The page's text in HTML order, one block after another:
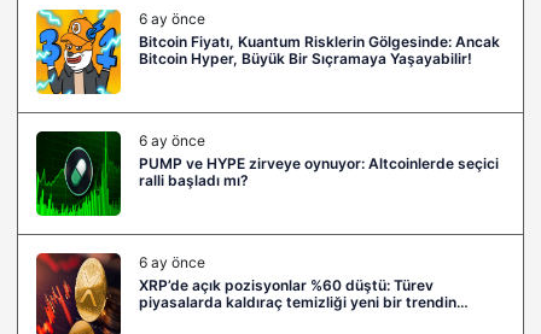
6 ay önce
Bitcoin Fiyatı, Kuantum Risklerin Gölgesinde: Ancak
Bitcoin Hyper, Büyük Bir Sıçramaya Yaşayabilir!
6 ay önce
PUMP ve HYPE zirveye oynuyor: Altcoinlerde seçici
ralli başladı mı?
6 ay önce
XRP’de açık pozisyonlar %60 düştü: Türev
piyasalarda kaldıraç temizliği yeni bir trendin